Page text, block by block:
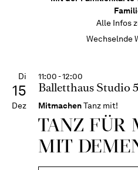
Alle Infos
Wechselnde
Di
15
Dez
11:00 - 12:00
Balletthaus Studio 5
MitmachenTanz mit!
TANZ FÜR
MIT